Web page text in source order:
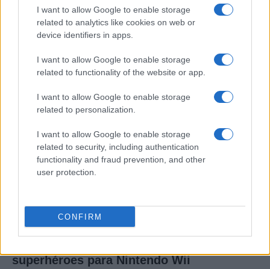
I want to allow Google to enable storage
related to analytics like cookies on web or
device identifiers in apps.
I want to allow Google to enable storage
related to functionality of the website or app.
I want to allow Google to enable storage
related to personalization.
I want to allow Google to enable storage
related to security, including authentication
functionality and fraud prevention, and other
user protection.
CONFIRM
Un hombre compra el primer mensaje
SMS de la historia por 107.000 euros
Un canadiense compra el primer mensaje de texto…
CIENCIA Y TECNOLOGÍA
superhéroes para Nintendo Wii